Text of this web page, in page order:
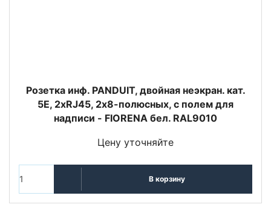
Розетка инф. PANDUIT, двойная неэкран. кат.
5E, 2хRJ45, 2х8-полюсных, с полем для
надписи - FIORENA бел. RAL9010
Цену уточняйте
В корзину